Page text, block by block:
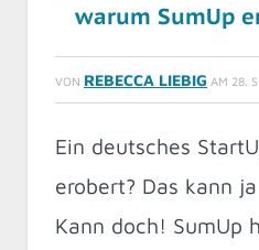
warum SumUp
VON REBECCA LIEBIG AM 28.
Ein deutsches
erobert? Das kann
Kann doch! SumUp